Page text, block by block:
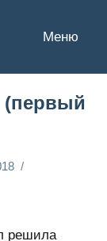
Меню
(первый
решила